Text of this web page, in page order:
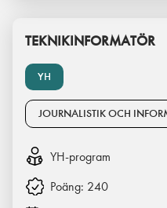
YH
TEKNIKINFORMATÖR
JOURNALISTIK OCH
YH-program
Poäng: 240